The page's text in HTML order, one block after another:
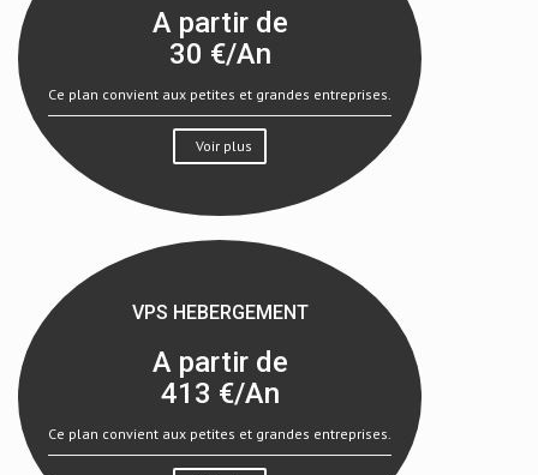
A partir de
30 €/An
Ce plan convient aux petites et grandes entreprises.
Voir plus
VPS HEBERGEMENT
A partir de
413 €/An
Ce plan convient aux petites et grandes entreprises.